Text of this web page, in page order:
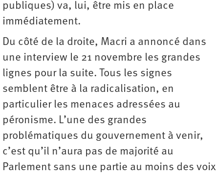
publiques) va, lui, être mis en place
immédiatement.
Du côté de la droite, Macri a annoncé dans
une interview le 21 novembre les grandes
lignes pour la suite. Tous les signes
semblent être à la radicalisation, en
particulier les menaces adressées au
péronisme. L’une des grandes
problématiques du gouvernement à venir,
c’est qu’il n’aura pas de majorité au
Parlement sans une partie au moins des voix